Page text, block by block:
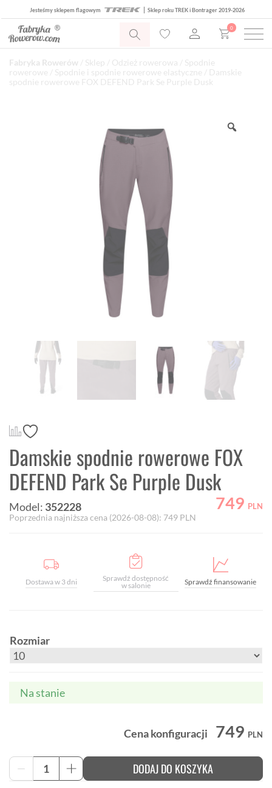
Jesteśmy sklepem flagowym Sklep roku TREK i Bontrager 2019-2026
0
Fabryka Rowerów Sklep Odzież rowerowa
Spodnie
rowerowe
Spodnie i spodnie rowerowe elastyczne / Damskie
spodnie rowerowe FOX DEFEND Park Se Purple Dusk
Damskie spodnie rowerowe FOX
DEFEND Park Se Purple Dusk
Model: 352228 749 PLN
Poprzednia najniższa cena (2026-08-08): 749 PLN
Dostawa w 3 dni
Sprawdź dostępność
w salonie
Sprawdź finansowanie
Rozmiar
Na stanie
Cena konfiguracji 749 PLN
-
ilość
Damskie
+ DODAJ DO KOSZYKA